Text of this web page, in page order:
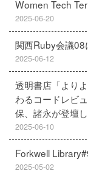
Women Tech
2025-06-20
関西Ruby会議08
2025-06-12
透明書店「より
わるコードレビ
保、諸永が登壇
2025-06-10
Forkwell
2025-05-02